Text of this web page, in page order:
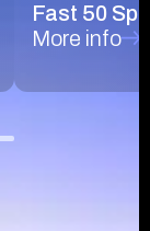
Fast 50
More info